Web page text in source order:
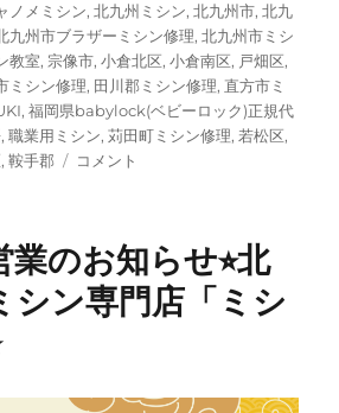
ノメミシン,北九州ミシン,北九州市,北九
九州市ブラザーミシン修理,北九州市ミシ
教室,宗像市,小倉北区,小倉南区, 戸畑区,
ミシン修理, 田川郡ミシン修理, 直方市ミ
,福岡県babylock(ベビーロック)正規代
,職業用ミシン,苅田町ミシン修理,若松区,
,鞍手郡
新
り
セ
ー
☆
コメント
業のお知らせ⭐︎北
シン専門店「ミシ